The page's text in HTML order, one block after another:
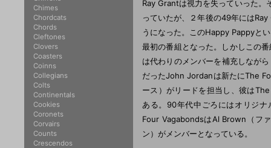
Ray Grantは視力を失っていった。
っていたが、２年後の49年には
うになった。このHappy Pappyと
最初の番組となった。しかしこの
は代わりのメンバーを補充しなが
だったJohn Jordanは新たにThe
ース）がリードを担当し、彼は
ある。90年代中ごろにはオリジ
Four VagabondsはAl Brown（フ
ン）がメンバーとなっている。
Chimes
Chordcats
Chords
Cleftones
Clovers
Coasters
Coinns
Collegians
Colts
Continentals
Cookies
Coronets
Corvairs
Counts
Crescendos